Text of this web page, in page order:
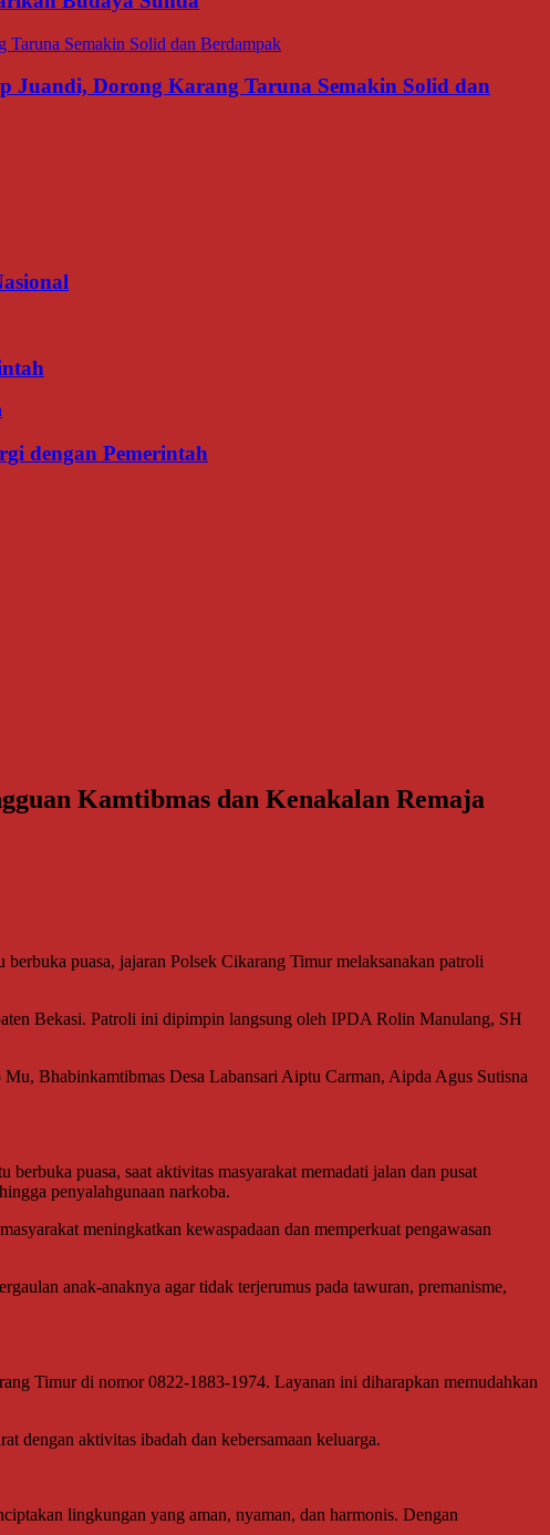
Juandi, Dorong Karang Taruna Semakin Solid dan
dengan Pemerintah
Kamtibmas dan Kenakalan Remaja
puasa, jajaran Polsek Cikarang Timur melaksanakan patroli
Bekasi. Patroli ini dipimpin langsung oleh IPDA Rolin Manulang, SH
Bhabinkamtibmas Desa Labansari Aiptu Carman, Aipda Agus Sutisna
puasa, saat aktivitas masyarakat memadati jalan dan pusat
penyalahgunaan narkoba.
meningkatkan kewaspadaan dan memperkuat pengawasan
anak-anaknya agar tidak terjerumus pada tawuran, premanisme,
Timur di nomor 0822-1883-1974. Layanan ini diharapkan memudahkan
dengan aktivitas ibadah dan kebersamaan keluarga.
lingkungan yang aman, nyaman, dan harmonis. Dengan